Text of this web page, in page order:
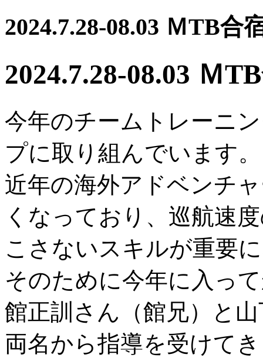
2024.7.28-08.03 ＭTB合
2024.7.28-08.03 Ｍ
今年のチームトレーニ
プに取り組んでいます。
近年の海外アドベンチ
くなっており、巡航速
こさないスキルが重要
そのために今年に入っ
館正訓さん（館兄）と
両名から指導を受けて